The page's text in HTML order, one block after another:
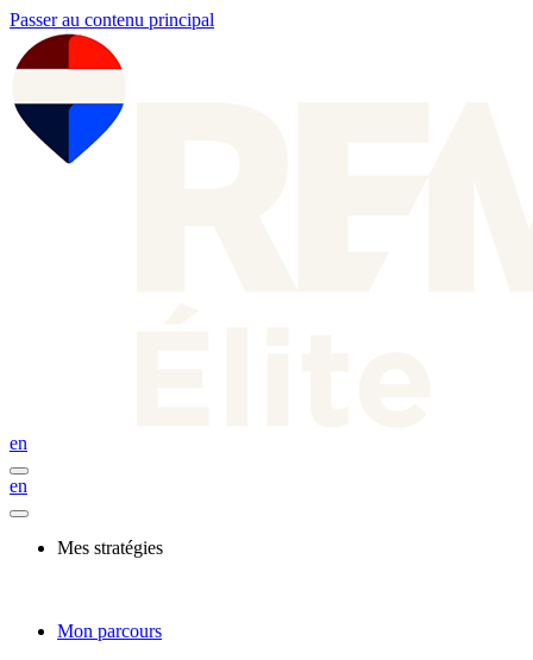
Passer au contenu principal
en
en
Mes stratégies
Mon parcours